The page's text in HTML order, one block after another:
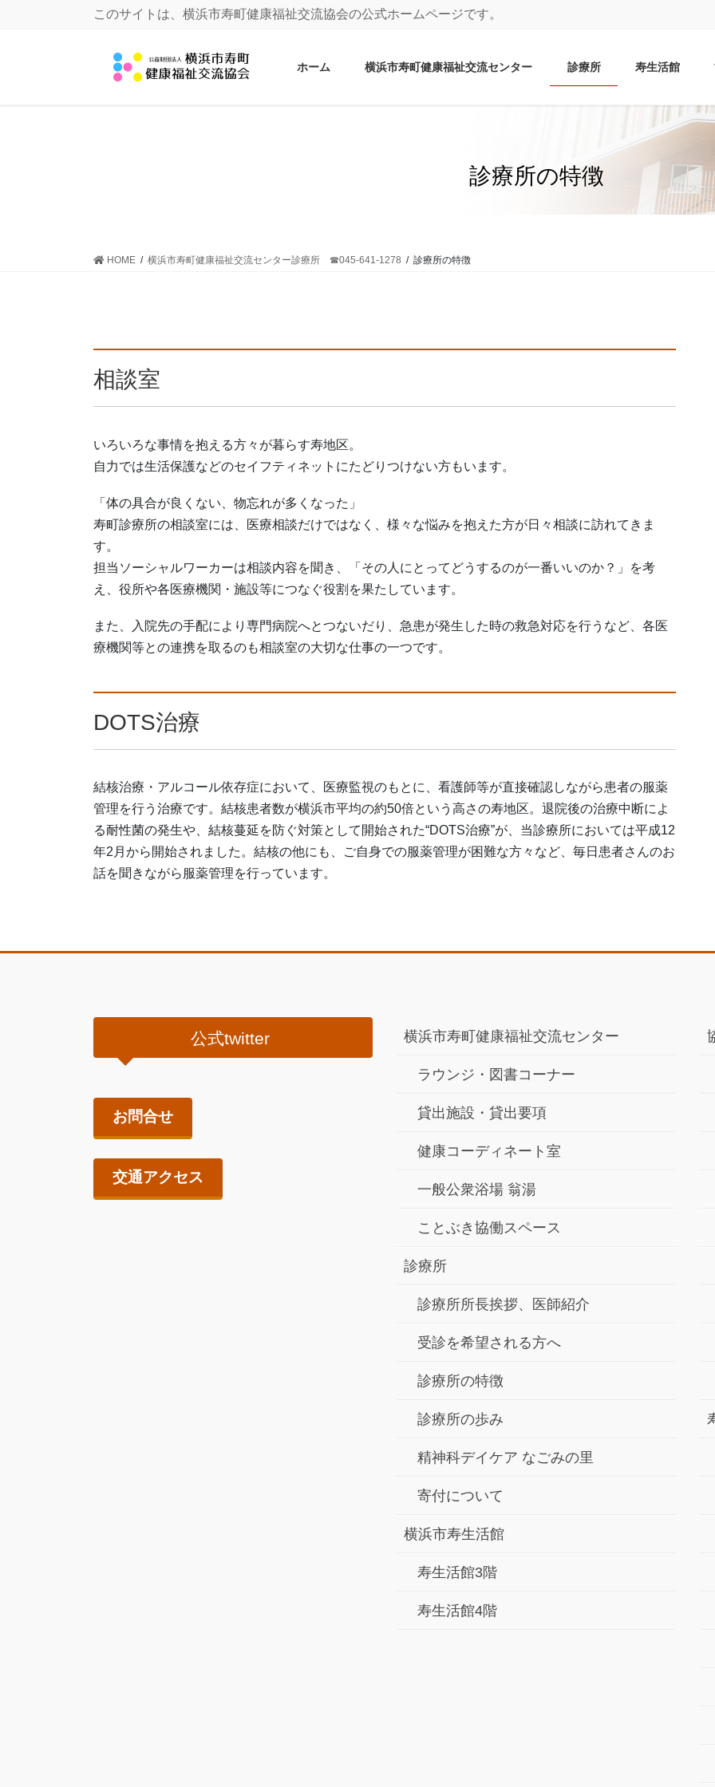
このサイトは、横浜市寿町健康福祉交流協会の公式ホームページです。
ホーム 横浜市寿町健康福祉交流センター 診療所 寿生活館
診療所の特徴
HOME 横浜市寿町健康福祉交流センター診療所 ☎045-641-1278 診療所の特徴
相談室
いろいろな事情を抱える方々が暮らす寿地区。
自力では生活保護などのセイフティネットにたどりつけない方もいます。
「体の具合が良くない、物忘れが多くなった」
寿町診療所の相談室には、医療相談だけではなく、様々な悩みを抱えた方が日々相談に訪れてきま
す。
担当ソーシャルワーカーは相談内容を聞き、「その人にとってどうするのが一番いいのか？」を考
え、役所や各医療機関・施設等につなぐ役割を果たしています。
また、入院先の手配により専門病院へとつないだり、急患が発生した時の救急対応を行うなど、各医
療機関等との連携を取るのも相談室の大切な仕事の一つです。
DOTS治療
結核治療・アルコール依存症において、医療監視のもとに、看護師等が直接確認しながら患者の服薬
管理を行う治療です。結核患者数が横浜市平均の約50倍という高さの寿地区。退院後の治療中断によ
る耐性菌の発生や、結核蔓延を防ぐ対策として開始された“DOTS治療”が、当診療所においては平成12
年2月から開始されました。結核の他にも、ご自身での服薬管理が困難な方々など、毎日患者さんのお
話を聞きながら服薬管理を行っています。
公式twitter
お問合せ
交通アクセス
横浜市寿町健康福祉交流センター
ラウンジ・図書コーナー
貸出施設・貸出要項
健康コーディネート室
一般公衆浴場 翁湯
ことぶき協働スペース
診療所
診療所所長挨拶、医師紹介
受診を希望される方へ
診療所の特徴
診療所の歩み
精神科デイケア なごみの里
寄付について
横浜市寿生活館
寿生活館3階
寿生活館4階